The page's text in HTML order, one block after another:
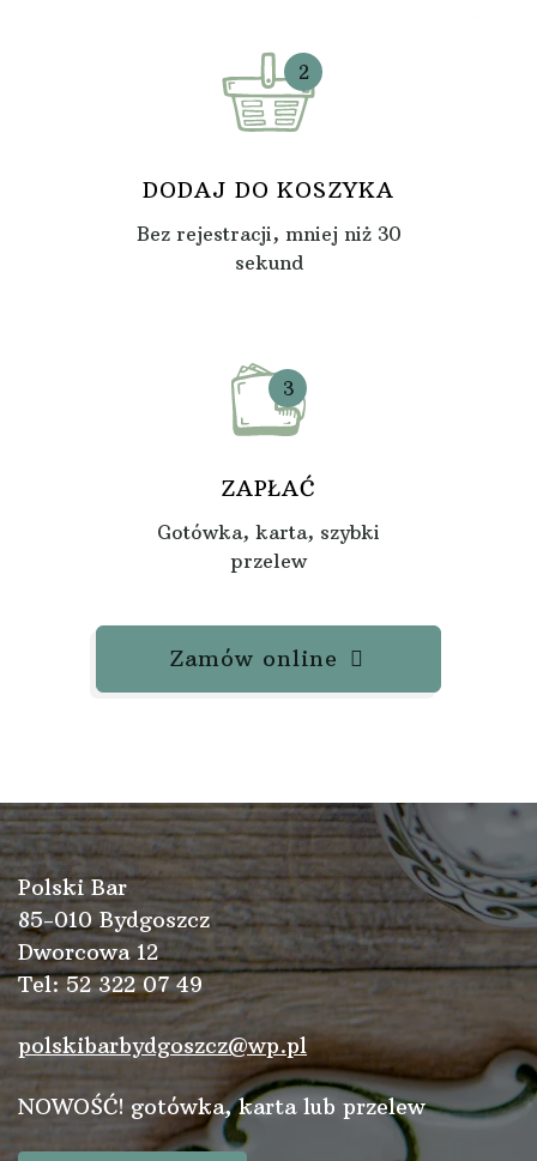
2
DODAJ DO KOSZYKA
Bez rejestracji, mniej niż 30
sekund
3
ZAPŁAĆ
Gotówka, karta, szybki
przelew
Zamów online
Polski Bar
85-010 Bydgoszcz
Dworcowa 12
Tel: 52 322 07 49
polskibarbydgoszcz@wp.pl
NOWOŚĆ! gotówka, karta lub przelew